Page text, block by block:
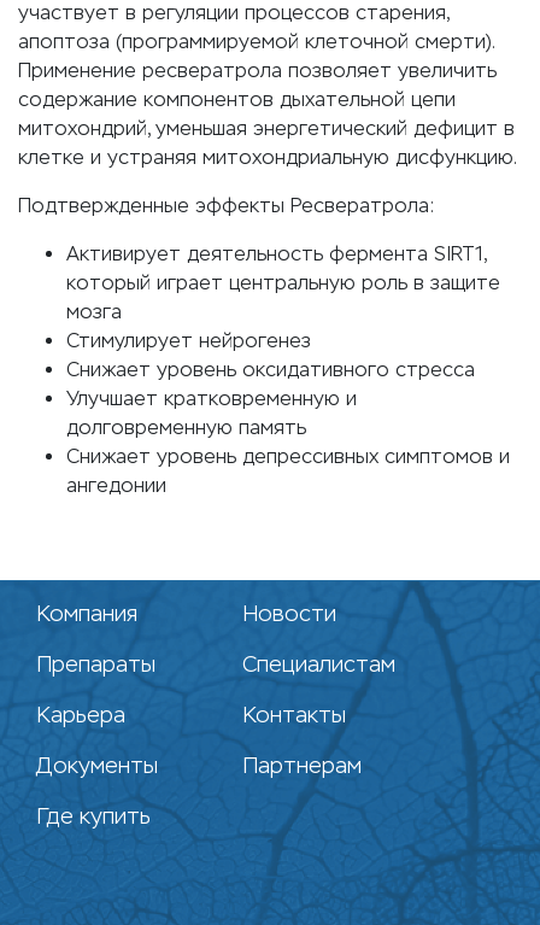
участвует в регуляции процессов старения,
апоптоза (программируемой клеточной смерти).
Применение ресвератрола позволяет увеличить
содержание компонентов дыхательной цепи
митохондрий, уменьшая энергетический дефицит в
клетке и устраняя митохондриальную дисфункцию.
Подтвержденные эффекты Ресвератрола:
Активирует деятельность фермента SIRT1,
который играет центральную роль в защите
мозга
Стимулирует нейрогенез
Снижает уровень оксидативного стресса
Улучшает кратковременную и
долговременную память
Снижает уровень депрессивных симптомов и
ангедонии
Компания
Новости
Препараты
Специалистам
Карьера
Контакты
Документы
Партнерам
Где купить